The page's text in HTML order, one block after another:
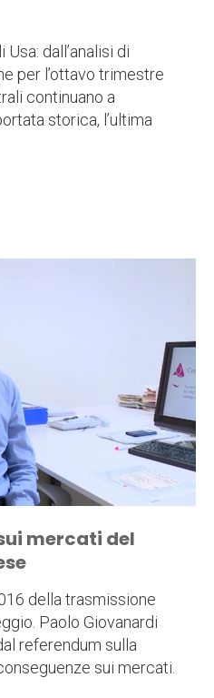
dall’analisi di
per l’ottavo trimestre
continuano a
storica, l’ultima
mercati del
della trasmissione
Paolo Giovanardi
referendum sulla
sui mercati.